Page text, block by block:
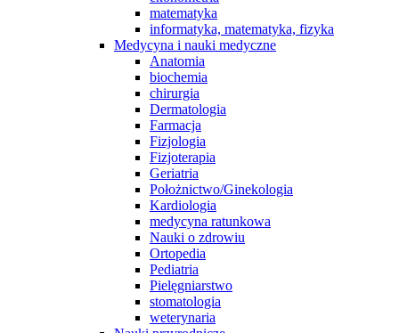
matematyka
informatyka, matematyka, fizyka
Medycyna i nauki medyczne
Anatomia
biochemia
chirurgia
Dermatologia
Farmacja
Fizjologia
Fizjoterapia
Geriatria
Położnictwo/Ginekologia
Kardiologia
medycyna ratunkowa
Nauki o zdrowiu
Ortopedia
Pediatria
Pielęgniarstwo
stomatologia
weterynaria